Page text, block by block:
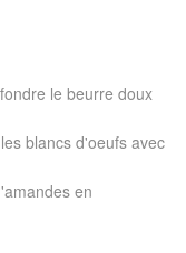
le beurre doux
blancs d'oeufs avec
en